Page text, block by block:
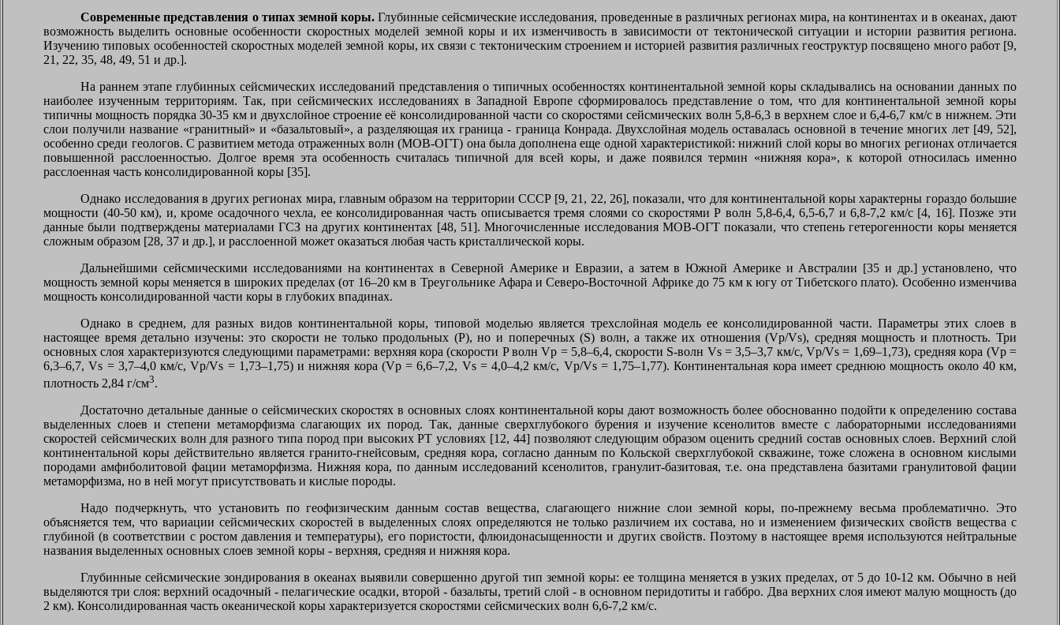
Современные представления о типах земной коры. Глубинные сейсмические исследования, проведенные в различных регионах мира, на континентах и в океанах, дают
возможность выделить основные особенности скоростных моделей земной коры и их изменчивость в зависимости от тектонической ситуации и истории развития региона.
Изучению типовых особенностей скоростных моделей земной коры, их связи с тектоническим строением и историей развития различных геоструктур посвящено много работ [9,
21, 22, 35, 48, 49, 51 и др.].
На раннем этапе глубинных сейсмических исследований представления о типичных особенностях континентальной земной коры складывались на основании данных по
наиболее изученным территориям. Так, при сейсмических исследованиях в Западной Европе сформировалось представление о том, что для континентальной земной коры
типичны мощность порядка 30-35 км и двухслойное строение её консолидированной части со скоростями сейсмических волн 5,8-6,3 в верхнем слое и 6,4-6,7 км/с в нижнем. Эти
слои получили название «гранитный» и «базальтовый», а разделяющая их граница - граница Конрада. Двухслойная модель оставалась основной в течение многих лет [49, 52],
особенно среди геологов. С развитием метода отраженных волн (МОВ-ОГТ) она была дополнена еще одной характеристикой: нижний слой коры во многих регионах отличается
повышенной расслоенностью. Долгое время эта особенность считалась типичной для всей коры, и даже появился термин «нижняя кора», к которой относилась именно
расслоенная часть консолидированной коры [35].
Однако исследования в других регионах мира, главным образом на территории СССР [9, 21, 22, 26], показали, что для континентальной коры характерны гораздо большие
мощности (40-50 км), и, кроме осадочного чехла, ее консолидированная часть описывается тремя слоями со скоростями Р волн 5,8-6,4, 6,5-6,7 и 6,8-7,2 км/с [4, 16]. Позже эти
данные были подтверждены материалами ГСЗ на других континентах [48, 51]. Многочисленные исследования МОВ-ОГТ показали, что степень гетерогенности коры меняется
сложным образом [28, 37 и др.], и расслоенной может оказаться любая часть кристаллической коры.
Дальнейшими сейсмическими исследованиями на континентах в Северной Америке и Евразии, а затем в Южной Америке и Австралии [35 и др.] установлено, что
мощность земной коры меняется в широких пределах (от 16–20 км в Треугольнике Афара и Северо-Восточной Африке до 75 км к югу от Тибетского плато). Особенно изменчива
мощность консолидированной части коры в глубоких впадинах.
Однако в среднем, для разных видов континентальной коры, типовой моделью является трехслойная модель ее консолидированной части. Параметры этих слоев в
настоящее время детально изучены: это скорости не только продольных (Р), но и поперечных (S) волн, а также их отношения (Vp/Vs), средняя мощность и плотность. Три
основных слоя характеризуются следующими параметрами: верхняя коpа (скоpости P волн Vp = 5,8–6,4, скорости S-волн Vs = 3,5–3,7 км/с, Vp/Vs = 1,69–1,73), средняя коpа (Vp =
6,3–6,7, Vs = 3,7–4,0 км/с, Vp/Vs = 1,73–1,75) и нижняя коpа (Vp = 6,6–7,2, Vs = 4,0–4,2 км/с, Vp/Vs = 1,75–1,77). Континентальная кора имеет среднюю мощность около 40 км,
плотность 2,84 г/см3.
Достаточно детальные данные о сейсмических скоростях в основных слоях континентальной коры дают возможность более обоснованно подойти к определению состава
выделенных слоев и степени метаморфизма слагающих их пород. Так, данные сверхглубокого бурения и изучение ксенолитов вместе с лабораторными исследованиями
скоростей сейсмических волн для разного типа пород при высоких РТ условиях [12, 44] позволяют следующим образом оценить средний состав основных слоев. Верхний слой
континентальной коры действительно является гранито-гнейсовым, средняя кора, согласно данным по Кольской сверхглубокой скважине, тоже сложена в основном кислыми
породами амфиболитовой фации метаморфизма. Нижняя кора, по данным исследований ксенолитов, гранулит-базитовая, т.е. она представлена базитами гранулитовой фации
метаморфизма, но в ней могут присутствовать и кислые породы.
Надо подчеркнуть, что установить по геофизическим данным состав вещества, слагающего нижние слои земной коры, по-прежнему весьма проблематично. Это
объясняется тем, что вариации сейсмических скоростей в выделенных слоях определяются не только различием их состава, но и изменением физических свойств вещества с
глубиной (в соответствии с ростом давления и температуры), его пористости, флюидонасыщенности и других свойств. Поэтому в настоящее время используются нейтральные
названия выделенных основных слоев земной коры - верхняя, средняя и нижняя кора.
Глубинные сейсмические зондирования в океанах выявили совершенно другой тип земной коры: ее толщина меняется в узких пределах, от 5 до 10-12 км. Обычно в ней
выделяются три слоя: верхний осадочный - пелагические осадки, второй - базальты, третий слой - в основном перидотиты и габбро. Два верхних слоя имеют малую мощность (до
2 км). Консолидированная часть океанической коры характеризуется скоростями сейсмических волн 6,6-7,2 км/с.